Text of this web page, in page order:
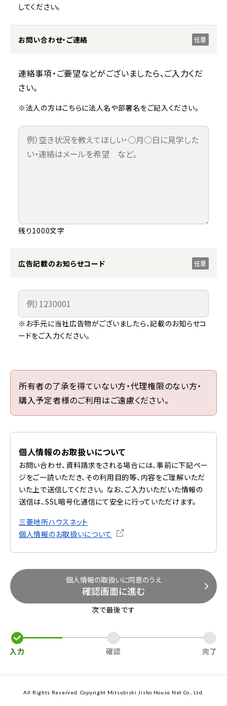
してください。
お問い合わせ・ご連絡 任意
連絡事項・ご要望などがございましたら、ご入力くだ
さい。
※法人の方はこちらに法人名や部署名をご記入ください。
残り1000文字
広告記載のお知らせコード 任意
※お手元に当社広告物がございましたら、記載のお知らせコ
ードをご入力ください。
所有者の了承を得ていない方・代理権限のない方・
購入予定者様のご利用はご遠慮ください。
個人情報のお取扱いについて
お問い合わせ、資料請求をされる場合には、事前に下記ペー
ジをご一読いただき、その利用目的等、内容をご理解いただ
いた上で送信してください。 なお、ご入力いただいた情報の
送信は、SSL暗号化通信にて安全に行っていただけます。
三菱地所ハウスネット
個人情報のお取扱いについて
個人情報の取扱いに同意のうえ
確認画面に進む
次で最後です
入力 確認 完了
All Rights Reserved. Copyright Mitsubishi Jisho House Net Co., Ltd.